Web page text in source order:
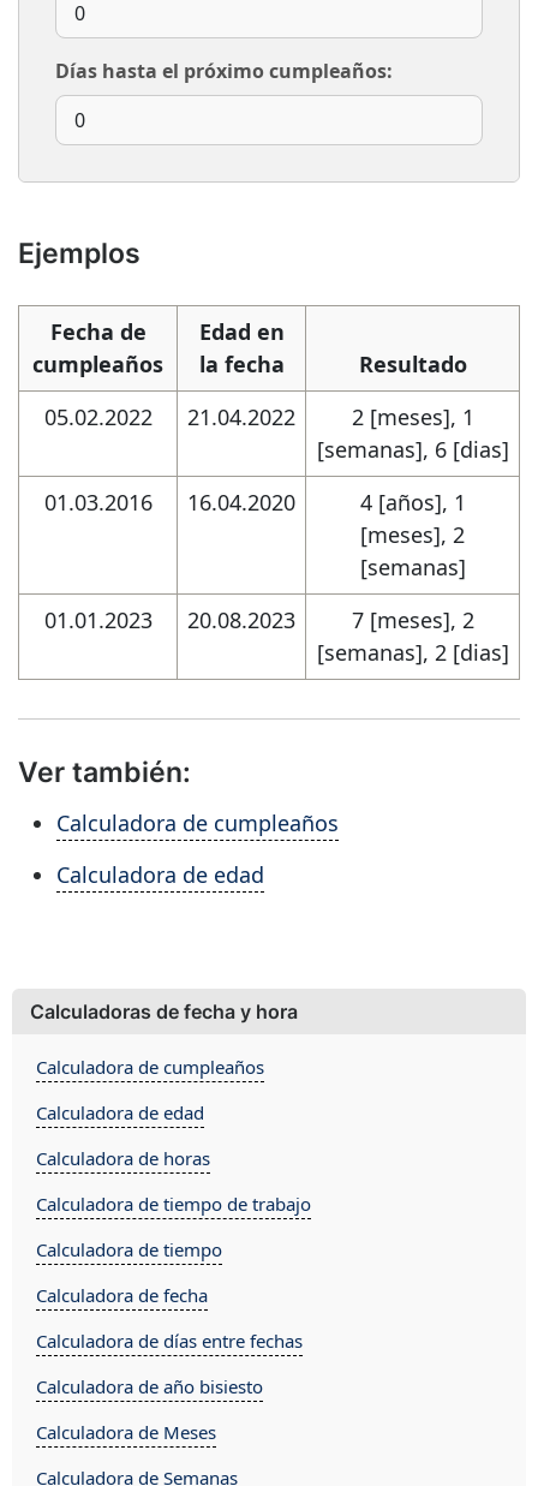
Días hasta el próximo cumpleaños:
Ejemplos
Fecha de
cumpleaños
Edad en
la fecha
Resultado
05.02.2022
21.04.2022
2 [meses], 1
[semanas], 6 [dias]
01.03.2016
16.04.2020
4 [años], 1
[meses], 2
[semanas]
01.01.2023
20.08.2023
7 [meses], 2
[semanas], 2 [dias]
Ver también:
Calculadora de cumpleaños
Calculadora de edad
Calculadoras de fecha y hora
Calculadora de cumpleaños
Calculadora de edad
Calculadora de horas
Calculadora de tiempo de trabajo
Calculadora de tiempo
Calculadora de fecha
Calculadora de días entre fechas
Calculadora de año bisiesto
Calculadora de Meses
Calculadora de Semanas